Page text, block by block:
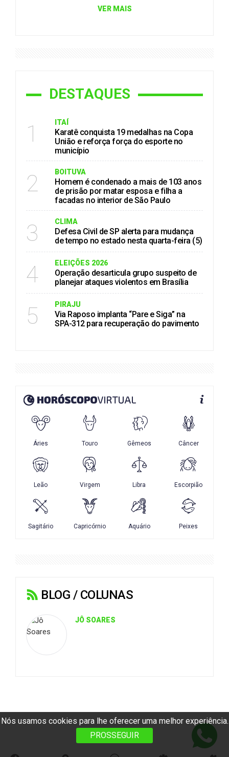
Nós usamos cookies para lhe oferecer uma melhor experiência.
PROSSEGUIR
VER MAIS
DESTAQUES
1 ITAÍ
Karatê conquista 19 medalhas na Copa
União e reforça força do esporte no
município
2 BOITUVA
Homem é condenado a mais de 103 anos
de prisão por matar esposa e filha a
facadas no interior de São Paulo
3 CLIMA
Defesa Civil de SP alerta para mudança
de tempo no estado nesta quarta-feira (5)
4 ELEIÇÕES 2026
Operação desarticula grupo suspeito de
planejar ataques violentos em Brasília
5 PIRAJU
Via Raposo implanta “Pare e Siga” na
SPA-312 para recuperação do pavimento
BLOG / COLUNAS
JÔ SOARES